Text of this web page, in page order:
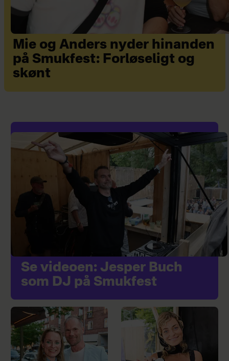
Mie og Anders nyder hinanden
på Smukfest: Forløseligt og
skønt
Se videoen: Jesper Buch
som DJ på Smukfest